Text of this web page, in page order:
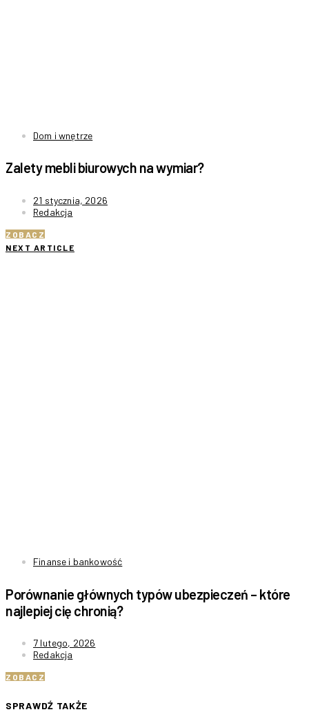
Dom i wnętrze
Zalety mebli biurowych na wymiar?
21 stycznia, 2026
Redakcja
ZOBACZ
NEXT ARTICLE
Finanse i bankowość
Porównanie głównych typów ubezpieczeń – które
najlepiej cię chronią?
7 lutego, 2026
Redakcja
ZOBACZ
SPRAWDŹ TAKŻE